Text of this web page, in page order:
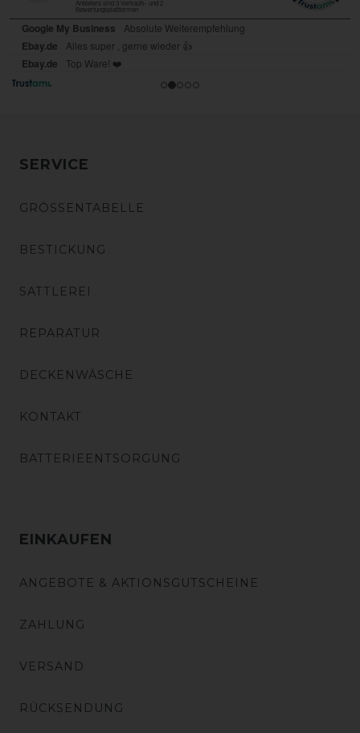
SERVICE
GRÖSSENTABELLE
BESTICKUNG
SATTLEREI
REPARATUR
DECKENWÄSCHE
KONTAKT
BATTERIEENTSORGUNG
EINKAUFEN
ANGEBOTE & AKTIONSGUTSCHEINE
ZAHLUNG
VERSAND
RÜCKSENDUNG